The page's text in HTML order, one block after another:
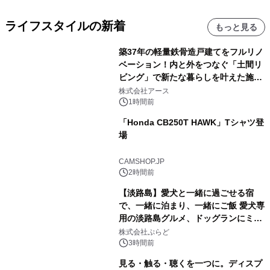
ライフスタイルの新着 もっと見る
築37年の軽量鉄骨造戸建てをフルリノ
ベーション！内と外をつなぐ「土間リ
ビング」で新たな暮らしを叶えた施工
事例を株式会社アースが公開
株式会社アース
1時間前
「Honda CB250T HAWK」Tシャツ登
場
CAMSHOP.JP
2時間前
【淡路島】愛犬と一緒に過ごせる宿
で、一緒に泊まり、一緒にご飯 愛犬専
用の淡路島グルメ、ドッグランにミニ
プール グランピングとトレーラーハウ
スの2施設で
株式会社ぷらど
3時間前
見る・触る・聴くを一つに。ディスプ